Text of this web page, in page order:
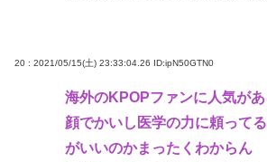
20 : 2021/05/15(土) 23:33:04.26 ID:ipN50GTN0
海外のKPOPファンに人気が
顔でかいし医学の力に頼って
がいいのかまったくわからん